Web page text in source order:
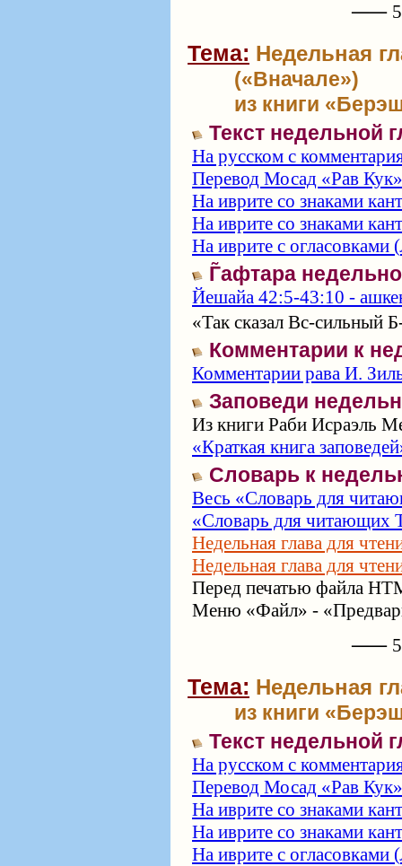
⸺
Тема: Недельная
(«Вначале»)
из книги
Текст недельной
На русском с
Перевод Мосад «Рав Кук»
На иврите со знаками
На иврите со знаками
На иврите с огласовками (
Г̃афтара
Йешайа 42:5-43:10 -
«Так сказал Вс‑сильный
Комментарии к
Комментарии рава И.
Заповеди
Из книги Раби Исраэль
«Краткая книга
Словарь к
Весь «Словарь для
«Словарь для читающих
Недельная глава для
Недельная глава для
Перед печатью файла
Меню «Файл» -
⸺
Тема: Недельная
из книги
Текст недельной
На русском с
Перевод Мосад «Рав Кук»
На иврите со знаками
На иврите со знаками
На иврите с огласовками (